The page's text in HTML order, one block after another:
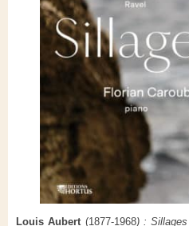
Louis Aubert (1877-1968) : Sillages